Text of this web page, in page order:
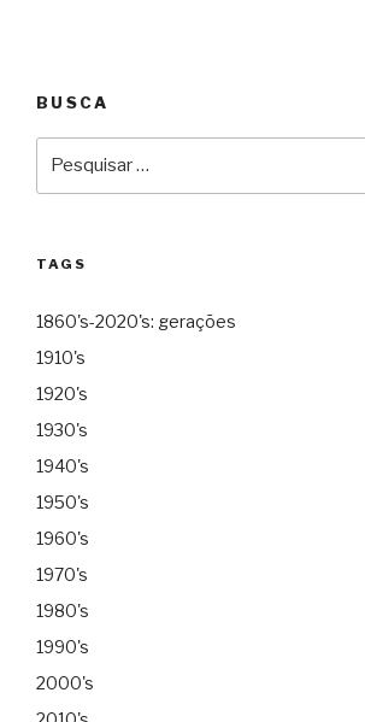
BUSCA
TAGS
1860's-2020's: gerações
1910's
1920's
1930's
1940's
1950's
1960's
1970's
1980's
1990's
2000's